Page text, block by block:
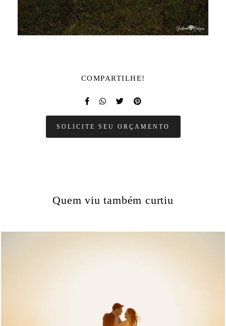
COMPARTILHE!
SOLICITE SEU ORÇAMENTO
Quem viu também curtiu